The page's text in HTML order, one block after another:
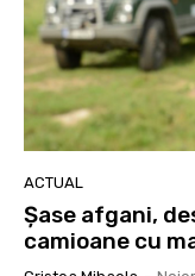
ACTUAL
Şase afgani,
camioane cu